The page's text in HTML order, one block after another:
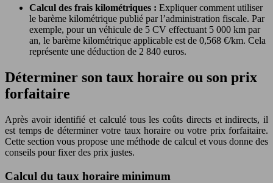
Calcul des frais kilométriques : Expliquer comment utiliser
le barème kilométrique publié par l’administration fiscale. Par
exemple, pour un véhicule de 5 CV effectuant 5 000 km par
an, le barème kilométrique applicable est de 0,568 €/km. Cela
représente une déduction de 2 840 euros.
Déterminer son taux horaire ou son prix
forfaitaire
Après avoir identifié et calculé tous les coûts directs et indirects, il
est temps de déterminer votre taux horaire ou votre prix forfaitaire.
Cette section vous propose une méthode de calcul et vous donne des
conseils pour fixer des prix justes.
Calcul du taux horaire minimum